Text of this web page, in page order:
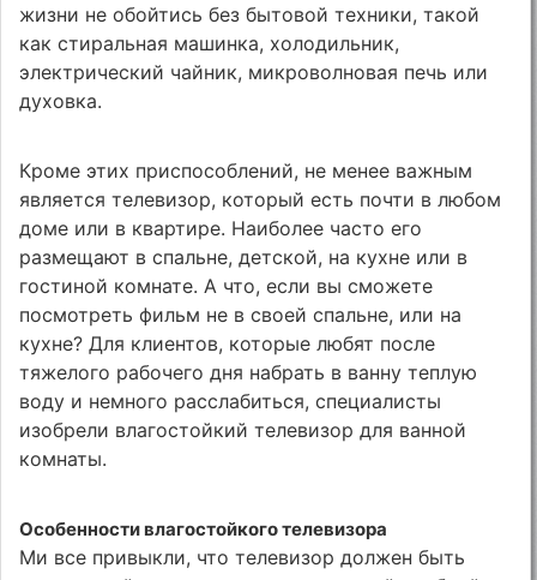
жизни не обойтись без бытовой техники, такой
как стиральная машинка, холодильник,
электрический чайник, микроволновая печь или
духовка.
Кроме этих приспособлений, не менее важным
является телевизор, который есть почти в любом
доме или в квартире. Наиболее часто его
размещают в спальне, детской, на кухне или в
гостиной комнате. А что, если вы сможете
посмотреть фильм не в своей спальне, или на
кухне? Для клиентов, которые любят после
тяжелого рабочего дня набрать в ванну теплую
воду и немного расслабиться, специалисты
изобрели влагостойкий телевизор для ванной
комнаты.
Особенности влагостойкого телевизора
Ми все привыкли, что телевизор должен быть